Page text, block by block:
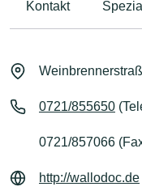
Kontakt
0721/855650
0721/857066
http://wallodoc.de